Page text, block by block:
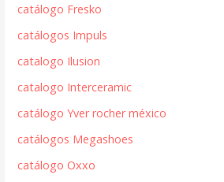
catálogo Fresko
catálogos Impuls
catalogo Ilusion
catalogo Interceramic
catálogo Yver rocher méxico
catálogos Megashoes
catálogo Oxxo